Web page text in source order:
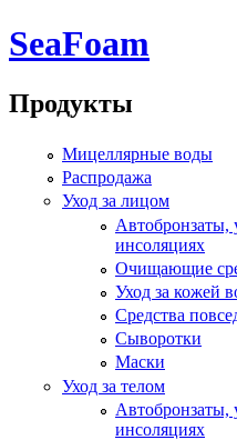
Перейти к основному
SeaFoam
Продукты
Мицеллярные воды
Распродажа
Уход за лицом
Автобронзаты,
инсоляциях
Очищающие
Уход за кожей
Средства
Сыворотки
Маски
Уход за телом
Автобронзаты,
инсоляциях